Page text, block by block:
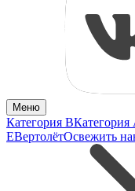
Меню
Категория BКатегория
EВертолётОсвежить